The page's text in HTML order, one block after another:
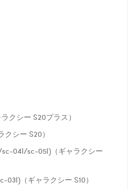
クシー S20プラス）
シー S20）
sc-04l/sc-05l)（ギャラクシー
03l)（ギャラクシー S10）